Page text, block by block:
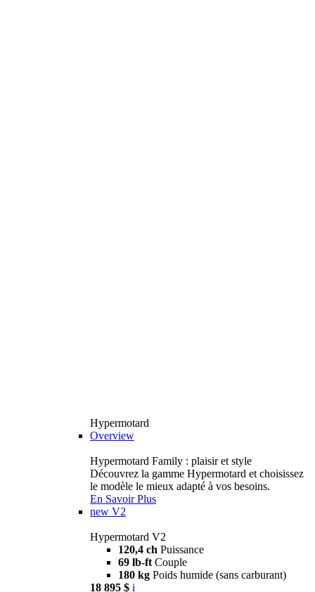
Hypermotard
Overview
Hypermotard Family : plaisir et style
Découvrez la gamme Hypermotard et choisissez
le modèle le mieux adapté à vos besoins.
En Savoir Plus
new V2
Hypermotard V2
120,4 ch Puissance
69 lb-ft Couple
180 kg Poids humide (sans carburant)
18 895 $ i